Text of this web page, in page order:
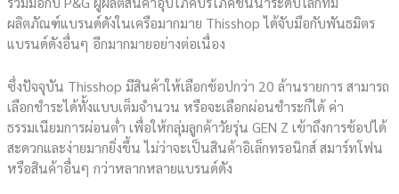
ผลิตภัณฑ์แบรนด์ดังในเครือมากมาย Thisshop ได้จับมือกับพันธมิตร
แบรนด์ดังอื่นๆ อีกมากมายอย่างต่อเนื่อง
ซึ่งปัจจุบัน Thisshop มีสินค้าให้เลือกช้อปกว่า 20 ล้านรายการ สามารถ
เลือกชำระได้ทั้งแบบเต็มจำนวน หรือจะเลือกผ่อนชำระก็ได้ ค่า
ธรรมเนียมการผ่อนต่ำ เพื่อให้กลุ่มลูกค้าวัยรุ่น GEN Z เข้าถึงการช้อปได้
สะดวกและง่ายมากยิ่งขึ้น ไม่ว่าจะเป็นสินค้าอิเล็กทรอนิกส์ สมาร์ทโฟน
หรือสินค้าอื่นๆ กว่าหลากหลายแบรนด์ดัง